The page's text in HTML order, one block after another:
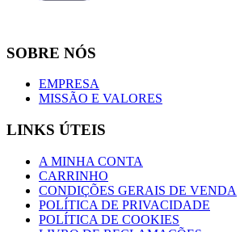
SOBRE NÓS
EMPRESA
MISSÃO E VALORES
LINKS ÚTEIS
A MINHA CONTA
CARRINHO
CONDIÇÕES GERAIS DE VENDA
POLÍTICA DE PRIVACIDADE
POLÍTICA DE COOKIES